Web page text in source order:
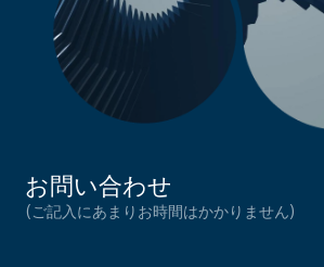
お問い合わせ
(ご記入にあまりお時間はかかりません)